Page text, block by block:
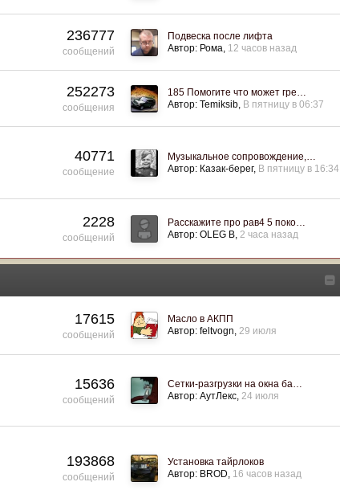
236777
сообщений
Подвеска после лифта
Автор: Рома 12 часов назад
252273
сообщения
185 Помогите что может гре…
Автор: Temiksib В пятницу в 06:37
40771
сообщение
Музыкальное сопровождение,…
Автор: Казак-берег В пятницу в 16:34
2228
сообщений
Расскажите про рав4 5 поко…
Автор: OLEG B 2 часа назад
17615
сообщений
Масло в АКПП
Автор: feltvogn 29 июля
15636
сообщений
Сетки-разгрузки на окна ба…
Автор: АутЛекс 24 июля
193868
сообщений
Установка тайрлоков
Автор: BROD 16 часов назад